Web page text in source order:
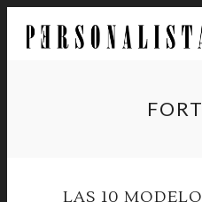
LAS 10